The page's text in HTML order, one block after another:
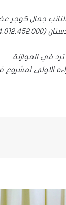
جمال كوجر عضو
النواب قد اجرى، السبت،